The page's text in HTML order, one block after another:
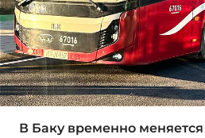
В Баку временно